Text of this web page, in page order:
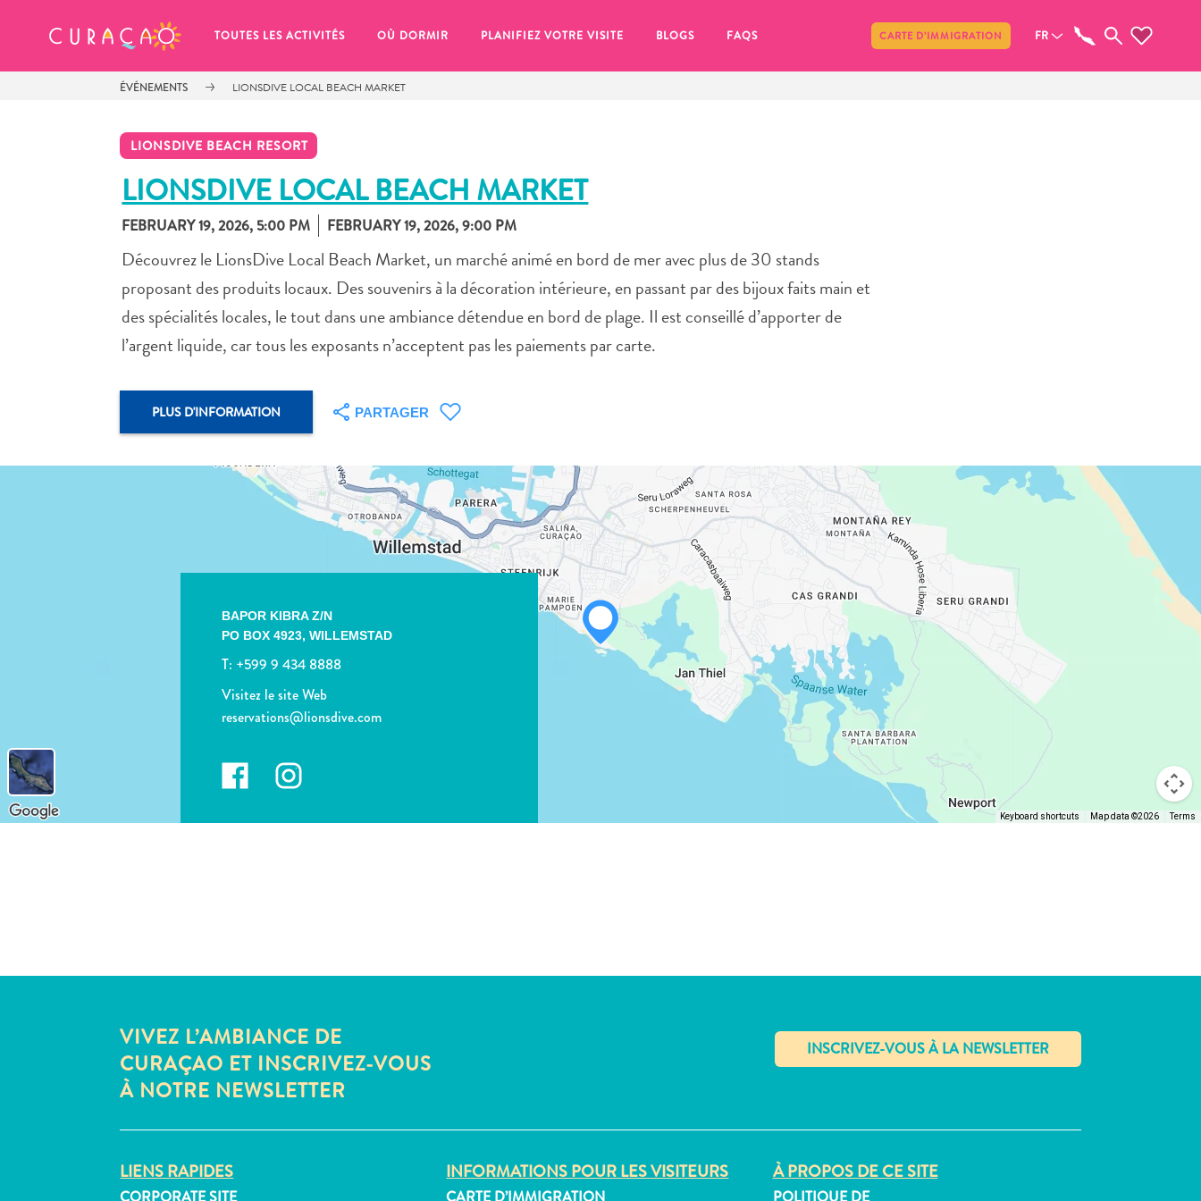
TOUTES LES ACTIVITÉS OÙ DORMIR PLANIFIEZ VOTRE VISITE BLOGS FAQS CARTE D’IMMIGRATION FR
ÉVÉNEMENTS LIONSDIVE LOCAL BEACH MARKET
LIONSDIVE BEACH RESORT
LIONSDIVE LOCAL BEACH MARKET
FEBRUARY 19, 2026, 5:00 PM FEBRUARY 19, 2026, 9:00 PM
Découvrez le LionsDive Local Beach Market, un marché animé en bord de mer avec plus de 30 stands
proposant des produits locaux. Des souvenirs à la décoration intérieure, en passant par des bijoux faits main et
des spécialités locales, le tout dans une ambiance détendue en bord de plage. Il est conseillé d’apporter de
l’argent liquide, car tous les exposants n’acceptent pas les paiements par carte.
PLUS D'INFORMATION PARTAGER
BAPOR KIBRA Z/N
PO BOX 4923,WILLEMSTAD
T: +599 9 434 8888
Visitez le site Web
reservations@lionsdive.com
Keyboard shortcuts Map data ©2026 Terms
VIVEZ L’AMBIANCE DE
CURAÇAO ET INSCRIVEZ-VOUS
À NOTRE NEWSLETTER
✕
LIENS RAPIDES INFORMATIONS POUR LES VISITEURS À PROPOS DE CE SITE
MES FAVORIS Partager
It looks like you haven’t saved any
Chaque fois que vous souhaitez enregistrer quelque chose pour plus tard, assurez-vous de cliquer sur le